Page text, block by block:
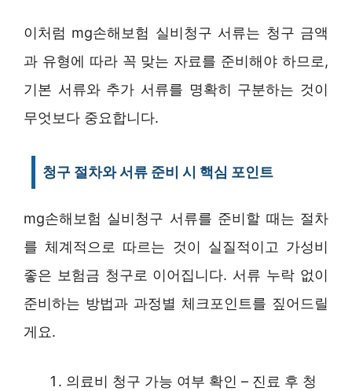
이처럼 mg손해보험 실비청구 서류는 청구 금액
과 유형에 따라 꼭 맞는 자료를 준비해야 하므로,
기본 서류와 추가 서류를 명확히 구분하는 것이
무엇보다 중요합니다.
청구 절차와 서류 준비 시 핵심 포인트
mg손해보험 실비청구 서류를 준비할 때는 절차
를 체계적으로 따르는 것이 실질적이고 가성비
좋은 보험금 청구로 이어집니다. 서류 누락 없이
준비하는 방법과 과정별 체크포인트를 짚어드릴
게요.
의료비 청구 가능 여부 확인 – 진료 후 청